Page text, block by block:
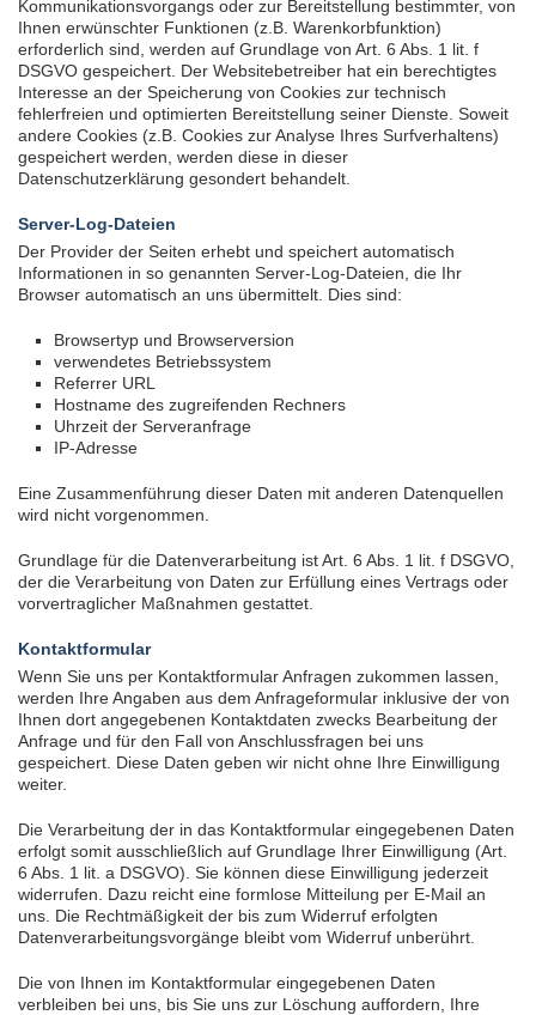
Kommunikationsvorgangs oder zur Bereitstellung bestimmter, von
Ihnen erwünschter Funktionen (z.B. Warenkorbfunktion)
erforderlich sind, werden auf Grundlage von Art. 6 Abs. 1 lit. f
DSGVO gespeichert. Der Websitebetreiber hat ein berechtigtes
Interesse an der Speicherung von Cookies zur technisch
fehlerfreien und optimierten Bereitstellung seiner Dienste. Soweit
andere Cookies (z.B. Cookies zur Analyse Ihres Surfverhaltens)
gespeichert werden, werden diese in dieser
Datenschutzerklärung gesondert behandelt.
Server-Log-Dateien
Der Provider der Seiten erhebt und speichert automatisch
Informationen in so genannten Server-Log-Dateien, die Ihr
Browser automatisch an uns übermittelt. Dies sind:
Browsertyp und Browserversion
verwendetes Betriebssystem
Referrer URL
Hostname des zugreifenden Rechners
Uhrzeit der Serveranfrage
IP-Adresse
Eine Zusammenführung dieser Daten mit anderen Datenquellen
wird nicht vorgenommen.
Grundlage für die Datenverarbeitung ist Art. 6 Abs. 1 lit. f DSGVO,
der die Verarbeitung von Daten zur Erfüllung eines Vertrags oder
vorvertraglicher Maßnahmen gestattet.
Kontaktformular
Wenn Sie uns per Kontaktformular Anfragen zukommen lassen,
werden Ihre Angaben aus dem Anfrageformular inklusive der von
Ihnen dort angegebenen Kontaktdaten zwecks Bearbeitung der
Anfrage und für den Fall von Anschlussfragen bei uns
gespeichert. Diese Daten geben wir nicht ohne Ihre Einwilligung
weiter.
Die Verarbeitung der in das Kontaktformular eingegebenen Daten
erfolgt somit ausschließlich auf Grundlage Ihrer Einwilligung (Art.
6 Abs. 1 lit. a DSGVO). Sie können diese Einwilligung jederzeit
widerrufen. Dazu reicht eine formlose Mitteilung per E-Mail an
uns. Die Rechtmäßigkeit der bis zum Widerruf erfolgten
Datenverarbeitungsvorgänge bleibt vom Widerruf unberührt.
Die von Ihnen im Kontaktformular eingegebenen Daten
verbleiben bei uns, bis Sie uns zur Löschung auffordern, Ihre